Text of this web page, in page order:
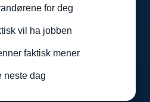
for deg
vil ha jobben
faktisk mener
neste dag